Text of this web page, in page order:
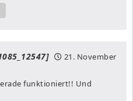
21. November
funktioniert!! Und